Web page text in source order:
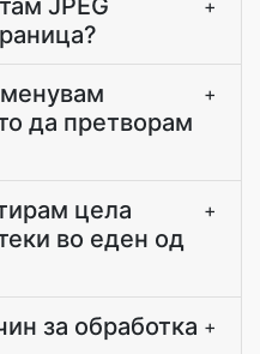
JPEG
+
да претворам
+
цела
во еден од
+
за обработка +